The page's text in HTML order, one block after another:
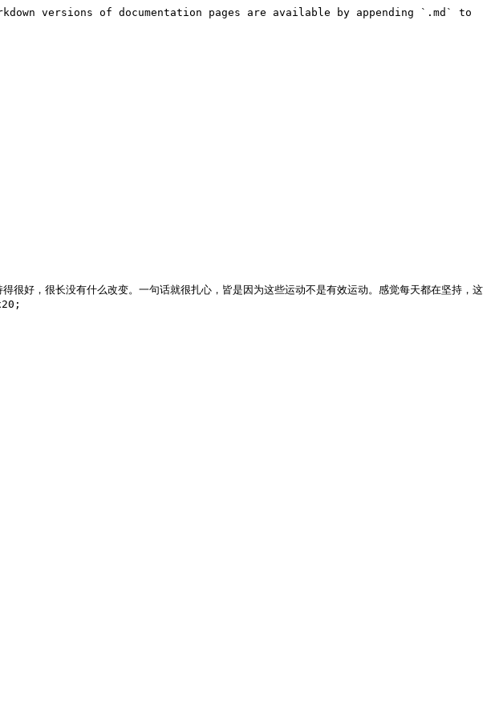
versions of documentation pages are available by appending `.md` to
很好，很长没有什么改变。一句话就很扎心，皆是因为这些运动不是有效运动。感觉每天都在坚持，这